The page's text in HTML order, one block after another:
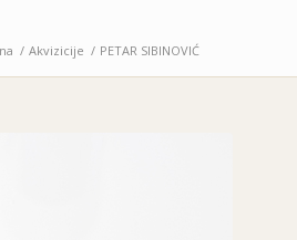
/ Akvizicije / PETAR SIBINOVIĆ